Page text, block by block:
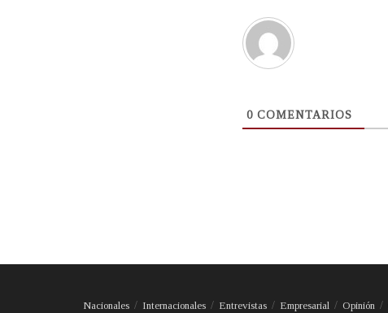
0 COMENTARIOS
Nacionales Internacionales Entrevistas Empresarial Opinión